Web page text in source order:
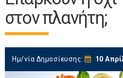
στον πλανήτη;
Ημ/νία Δημοσίευσης: 10